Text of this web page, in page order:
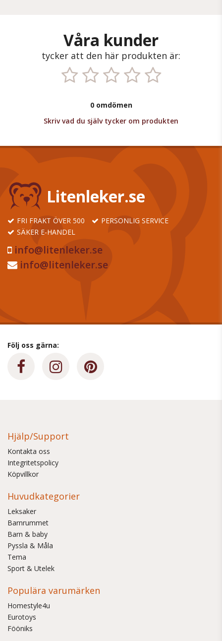
Våra kunder
tycker att den här produkten är:
0 omdömen
Skriv vad du själv tycker om produkten
Litenleker.se
FRI FRAKT ÖVER 500
PERSONLIG SERVICE
SÄKER E-HANDEL
info@litenleker.se
info@litenleker.se
Följ oss gärna:
Hjälp/Support
Kontakta oss
Integritetspolicy
Köpvillkor
Huvudkategorier
Leksaker
Barnrummet
Barn & baby
Pyssla & Måla
Tema
Sport & Utelek
Populära varumärken
Homestyle4u
Eurotoys
Fööniks